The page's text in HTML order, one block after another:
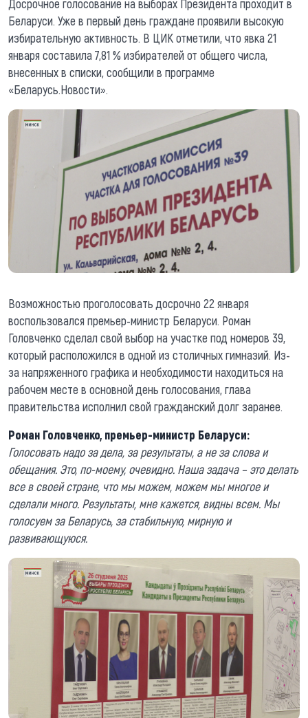
Досрочное голосование на выборах Президента проходит в
Беларуси. Уже в первый день граждане проявили высокую
избирательную активность. В ЦИК отметили, что явка 21
января составила 7,81 % избирателей от общего числа,
внесенных в списки, сообщили в программе
«Беларусь.Новости».
Возможностью проголосовать досрочно 22 января
воспользовался премьер-министр Беларуси. Роман
Головченко сделал свой выбор на участке под номеров 39,
который расположился в одной из столичных гимназий. Из-
за напряженного графика и необходимости находиться на
рабочем месте в основной день голосования, глава
правительства исполнил свой гражданский долг заранее.
Роман Головченко, премьер-министр Беларуси:
Голосовать надо за дела, за результаты, а не за слова и
обещания. Это, по-моему, очевидно. Наша задача – это делать
все в своей стране, что мы можем, можем мы многое и
сделали много. Результаты, мне кажется, видны всем. Мы
голосуем за Беларусь, за стабильную, мирную и
развивающуюся.